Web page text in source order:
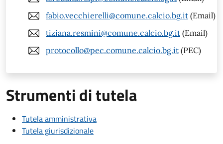
fabio.vecchierelli@comune.calcio.bg.it (Email)
tiziana.resmini@comune.calcio.bg.it (Email)
protocollo@pec.comune.calcio.bg.it (PEC)
Strumenti di tutela
Tutela amministrativa
Tutela giurisdizionale